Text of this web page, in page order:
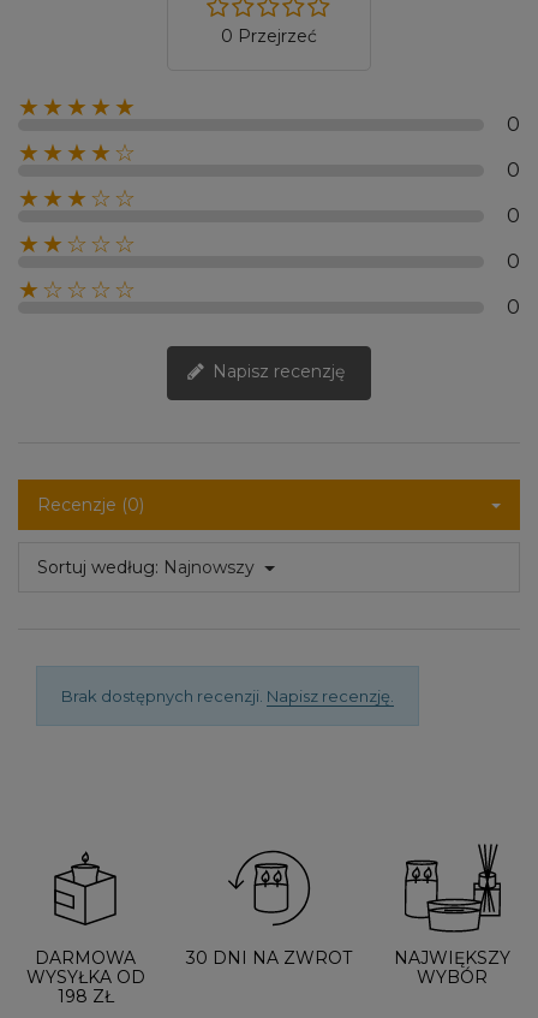
0 Przejrzeć
★★★★★
0
★★★★☆
0
★★★☆☆
0
★★☆☆☆
0
★☆☆☆☆
0
Napisz recenzję
Recenzje (0)
Sortuj według: Najnowszy
Brak dostępnych recenzji. Napisz recenzję.
DARMOWA
WYSYŁKA OD
198 ZŁ
30 DNI NA ZWROT
NAJWIĘKSZY
WYBÓR